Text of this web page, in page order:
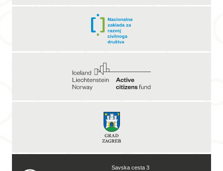
Savska cesta 3